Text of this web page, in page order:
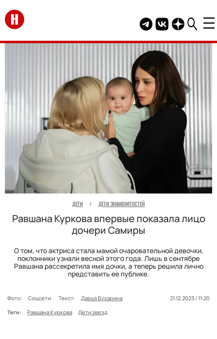
Перейти на главную
Telegram канал
Группа HELLO
Канал
ДЕТИ / ДЕТИ ЗНАМЕНИТОСТЕЙ
Равшана Куркова впервые показала лицо
дочери Самиры
О том, что актриса стала мамой очаровательной девочки,
поклонники узнали весной этого года. Лишь в сентябре
Равшана рассекретила имя дочки, а теперь решила лично
представить ее публике.
Фото: Соцсети Текст: Дарья Бухарина
21.12.2023 / 11:20
Теги:
Равшана Куркова Дети звезд